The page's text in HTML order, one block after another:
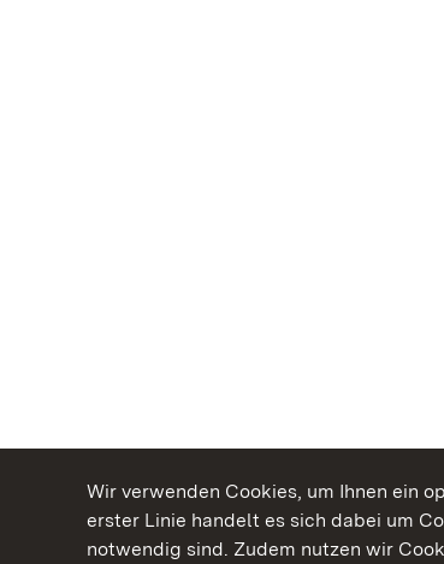
Wir verwenden Cookies, um Ihnen ein
erster Linie handelt es sich dabei um
notwendig sind. Zudem nutzen wir